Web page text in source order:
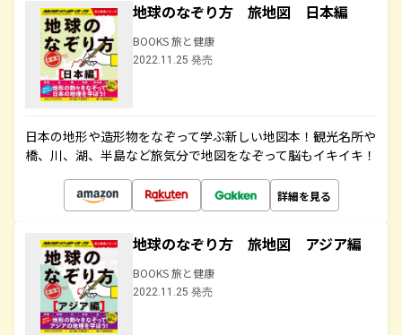
地球のなぞり方 旅地図 日本編
BOOKS 旅と健康
2022.11.25 発売
日本の地形や造形物をなぞって学ぶ新しい地図本！観光名所や
橋、川、湖、半島など旅気分で地図をなぞって脳もイキイキ！
詳細を見る
地球のなぞり方 旅地図 アジア編
BOOKS 旅と健康
2022.11.25 発売